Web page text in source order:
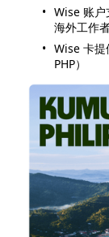
Wise 账户
海外工作
Wise 卡提
PHP）